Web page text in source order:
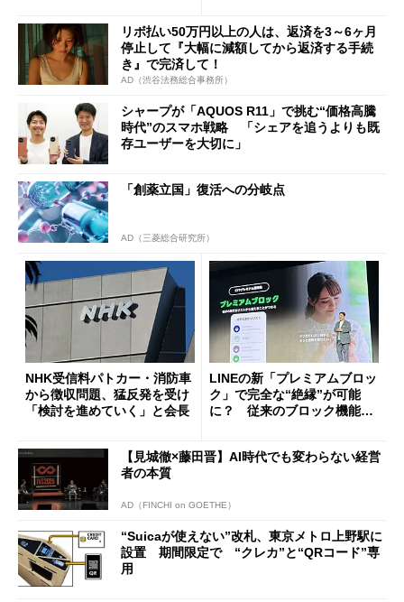
リボ払い50万円以上の人は、返済を3～6ヶ月
停止して『大幅に減額してから返済する手続
き』で完済して！
AD（渋谷法務総合事務所）
シャープが「AQUOS R11」で挑む“価格高騰
時代”のスマホ戦略 「シェアを追うよりも既
存ユーザーを大切に」
「創薬立国」復活への分岐点
AD（三菱総合研究所）
NHK受信料パトカー・消防車
から徴収問題、猛反発を受け
「検討を進めていく」と会長
LINEの新「プレミアムブロッ
ク」で完全な“絶縁”が可能
に？ 従来のブロック機能と
【見城徹×藤田晋】AI時代でも変わらない経営
者の本質
AD（FINCHI on GOETHE）
“Suicaが使えない”改札、東京メトロ上野駅に
設置 期間限定で “クレカ”と“QRコード”専
用